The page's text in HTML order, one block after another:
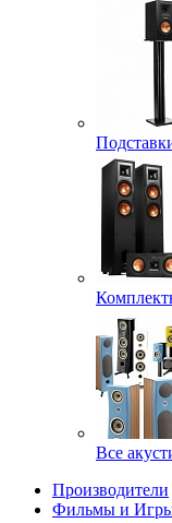
Все
Производители
Фильмы и